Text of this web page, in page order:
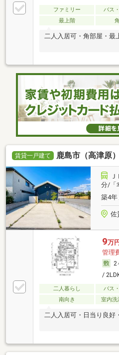
ファミリー バス
最上階
二人入居可・角部屋・最
賃貸一戸建て 鹿島市（高津原
分/「
築4年
佐
9万円
管理
2
/
二人暮らし バス
南向き
室内洗
二人入居可・日当り良好